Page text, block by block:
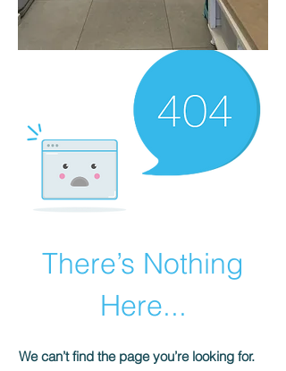
There’s Nothing
Here...
We can’t find the page you’re looking for.